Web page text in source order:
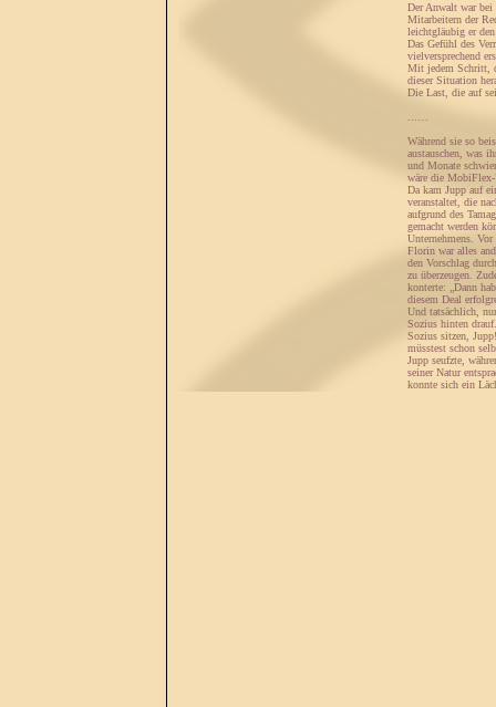
Der Anwalt war bei
Mitarbeitern der
leichtgläubig er den
Das Gefühl des
vielversprechend
Mit jedem Schritt,
dieser Situation
Die Last, die auf
Während sie so
austauschen, was
und Monate
wäre die MobiFlex-
Da kam Jupp auf
veranstaltet, die
aufgrund des
gemacht werden
Unternehmens.
Florin war alles
den Vorschlag
zu überzeugen.
konterte: „Dann
diesem Deal
Und tatsächlich,
Sozius hinten
Sozius sitzen,
müsstest schon
Jupp seufzte,
seiner Natur
konnte sich ein